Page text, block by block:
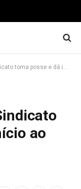
posse e dá início ao mandato
ao